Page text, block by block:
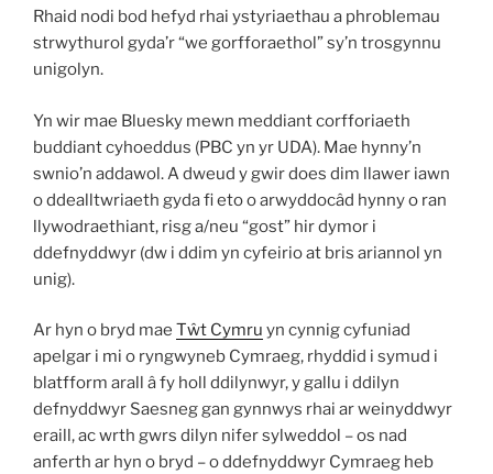
Rhaid nodi bod hefyd rhai ystyriaethau a phroblemau
strwythurol gyda’r “we gorfforaethol” sy’n trosgynnu
unigolyn.
Yn wir mae Bluesky mewn meddiant corfforiaeth
buddiant cyhoeddus (PBC yn yr UDA). Mae hynny’n
swnio’n addawol. A dweud y gwir does dim llawer iawn
o ddealltwriaeth gyda fi eto o arwyddocâd hynny o ran
llywodraethiant, risg a/neu “gost” hir dymor i
ddefnyddwyr (dw i ddim yn cyfeirio at bris ariannol yn
unig).
Ar hyn o bryd mae Tŵt Cymru yn cynnig cyfuniad
apelgar i mi o ryngwyneb Cymraeg, rhyddid i symud i
blatfform arall â fy holl ddilynwyr, y gallu i ddilyn
defnyddwyr Saesneg gan gynnwys rhai ar weinyddwyr
eraill, ac wrth gwrs dilyn nifer sylweddol – os nad
anferth ar hyn o bryd – o ddefnyddwyr Cymraeg heb